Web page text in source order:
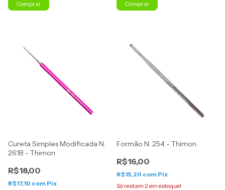
Cureta Simples Modificada N.
261B - Thimon
R$18,00
R$17,10 com Pix
Formão N. 254 - Thimon
R$16,00
R$15,20 com Pix
Só restam 2em estoque!